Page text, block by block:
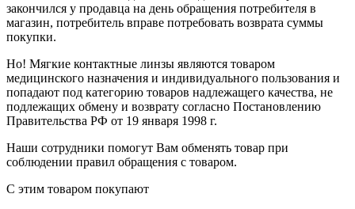
закончился у продавца на день обращения потребителя в
магазин, потребитель вправе потребовать возврата суммы
покупки.
Но! Мягкие контактные линзы являются товаром
медицинского назначения и индивидуального пользования и
попадают под категорию товаров надлежащего качества, не
подлежащих обмену и возврату согласно Постановлению
Правительства РФ от 19 января 1998 г.
Наши сотрудники помогут Вам обменять товар при
соблюдении правил обращения с товаром.
С этим товаром покупают